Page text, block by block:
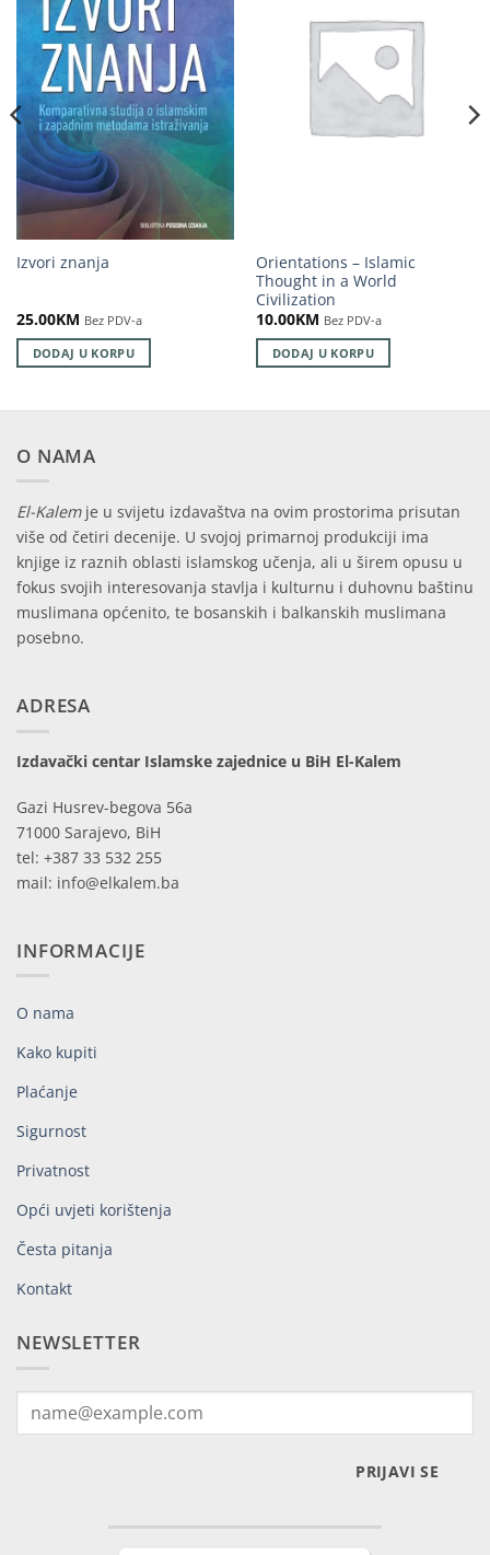
Izvori znanja
25.00KM Bez PDV-a
DODAJ U KORPU
Orientations – Islamic
Thought in a World
Civilization
10.00KM Bez PDV-a
DODAJ U KORPU
O NAMA
El-Kalemje u svijetu izdavaštva na ovim prostorima prisutan
više od četiri decenije. U svojoj primarnoj produkciji ima
knjige iz raznih oblasti islamskog učenja, ali u širem opusu u
fokus svojih interesovanja stavlja i kulturnu i duhovnu baštinu
muslimana općenito, te bosanskih i balkanskih muslimana
posebno.
ADRESA
Izdavački centar Islamske zajednice u BiH El-Kalem
Gazi Husrev-begova 56a
71000 Sarajevo, BiH
tel: +387 33 532 255
mail: info@elkalem.ba
INFORMACIJE
O nama
Kako kupiti
Plaćanje
Sigurnost
Privatnost
Opći uvjeti korištenja
Česta pitanja
Kontakt
NEWSLETTER
PRIJAVI SE